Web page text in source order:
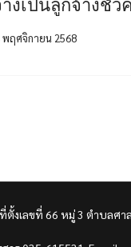
พฤศจิกายน 2568
ที่ตั้งเลขที่ 66 หมู่ 3 ตำบล